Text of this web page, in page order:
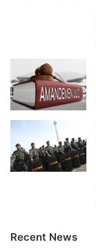
Recent News